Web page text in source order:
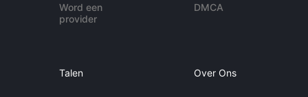
Word een
provider
DMCA
Talen Over Ons